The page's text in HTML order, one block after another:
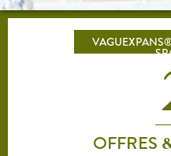
OFFRES